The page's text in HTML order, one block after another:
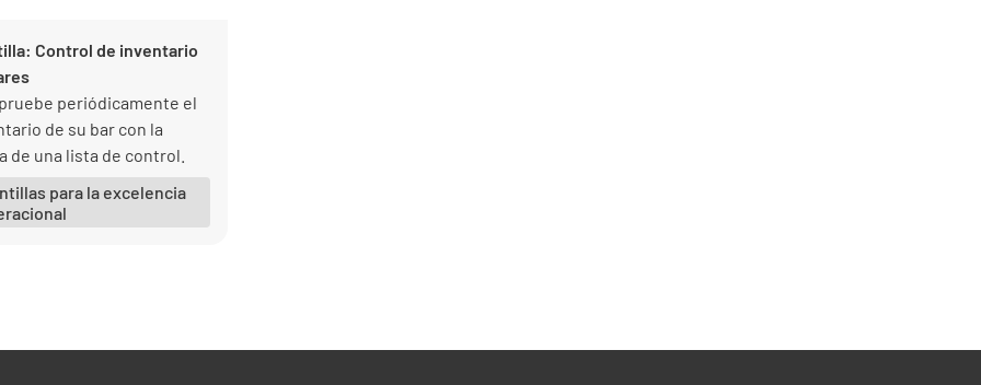
Control de inventario
periódicamente el
de su bar con la
de una lista de control.
para la excelencia